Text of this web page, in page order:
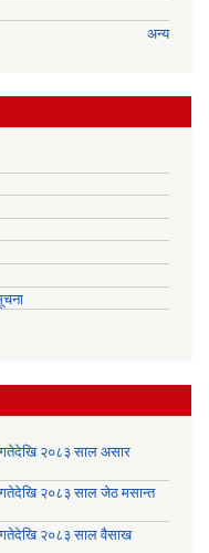
अन्य
२०८३ साल असार
२०८३ साल जेठ मसान्त
२०८३ साल वैसाख